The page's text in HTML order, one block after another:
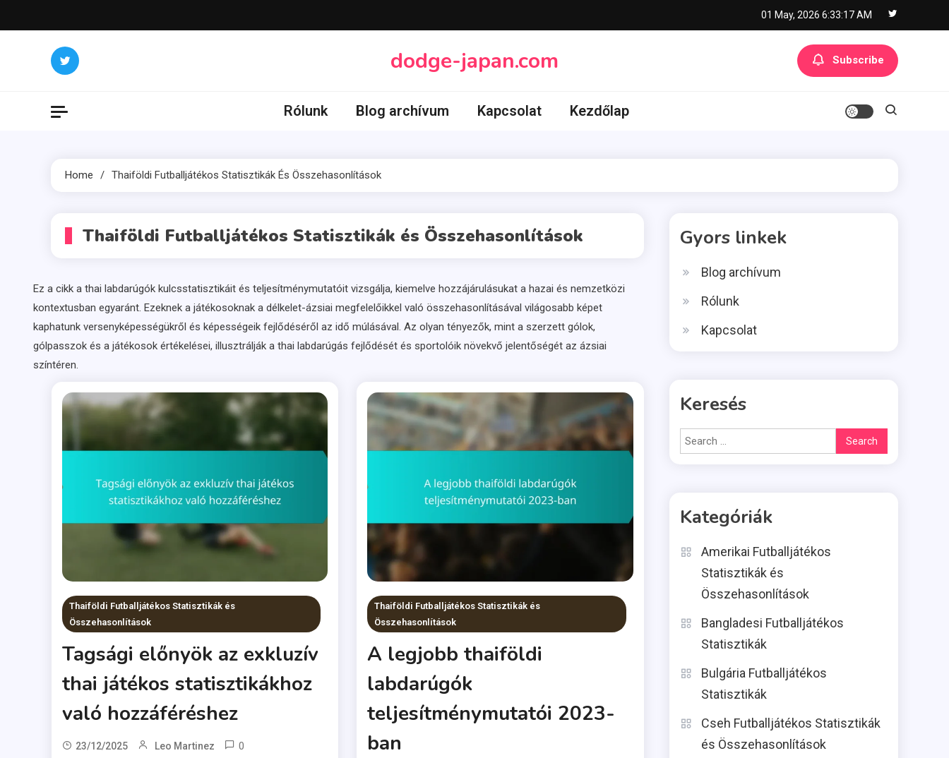
to
01 May, 2026 6:33:18 AM
dodge-japan.com Subscribe
Rólunk Blog archívum Kapcsolat Kezdőlap
Home Thaiföldi Futballjátékos Statisztikák És Összehasonlítások
Thaiföldi Futballjátékos Statisztikák és Összehasonlítások
Ez a cikk a thai labdarúgók kulcsstatisztikáit és teljesítménymutatóit vizsgálja, kiemelve hozzájárulásukat a hazai és nemzetközi
kontextusban egyaránt. Ezeknek a játékosoknak a délkelet-ázsiai megfelelőikkel való összehasonlításával világosabb képet
kaphatunk versenyképességükről és képességeik fejlődéséről az idő múlásával. Az olyan tényezők, mint a szerzett gólok,
gólpasszok és a játékosok értékelései, illusztrálják a thai labdarúgás fejlődését és sportolóik növekvő jelentőségét az ázsiai
színtéren.
Thaiföldi Futballjátékos Statisztikák és
Összehasonlítások
Tagsági előnyök az exkluzív
thai játékos statisztikákhoz
való hozzáféréshez
23/12/2025 Leo Martinez 0
Thaiföldi Futballjátékos Statisztikák és
Összehasonlítások
A legjobb thaiföldi
labdarúgók
teljesítménymutatói 2023-
ban
Gyors linkek
Blog archívum
Rólunk
Kapcsolat
Keresés
Search
for:
Kategóriák
Amerikai Futballjátékos
Statisztikák és
Összehasonlítások
Bangladesi Futballjátékos
Statisztikák
Bulgária Futballjátékos
Statisztikák
Cseh Futballjátékos Statisztikák
és Összehasonlítások